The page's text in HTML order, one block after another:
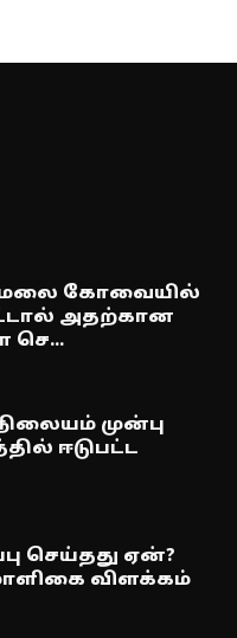
கோவையில்
அதற்கான
முன்பு
ஈடுபட்ட
செய்தது ஏன்?
விளக்கம்